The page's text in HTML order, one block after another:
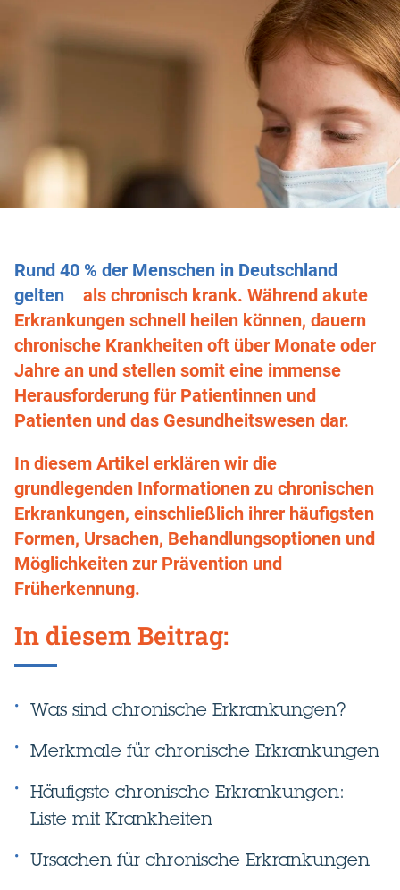
Rund 40 % der Menschen in Deutschland
gelten
als chronisch krank. Während akute
Erkrankungen schnell heilen können, dauern
chronische Krankheiten oft über Monate oder
Jahre an und stellen somit eine immense
Herausforderung für Patientinnen und
Patienten und das Gesundheitswesen dar.
In diesem Artikel erklären wir die
grundlegenden Informationen zu chronischen
Erkrankungen, einschließlich ihrer häufigsten
Formen, Ursachen, Behandlungsoptionen und
Möglichkeiten zur Prävention und
Früherkennung.
In diesem Beitrag:
Was sind chronische Erkrankungen?
Merkmale für chronische Erkrankungen
Häufigste chronische Erkrankungen:
Liste mit Krankheiten
Ursachen für chronische Erkrankungen